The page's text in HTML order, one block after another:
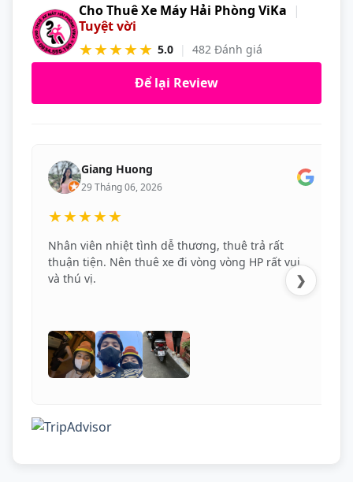
Cho Thuê Xe Máy Hải Phòng ViKa |
Tuyệt vời
★★★★★ 5.0 | 482 Đánh giá
Để lại Review
Giang Huong
29 Tháng 06, 2026
★★★★★
Nhân viên nhiệt tình dễ thương, thuê trả rất
thuận tiện. Nên thuê xe đi vòng vòng HP rất vui
và thú vị.
❯